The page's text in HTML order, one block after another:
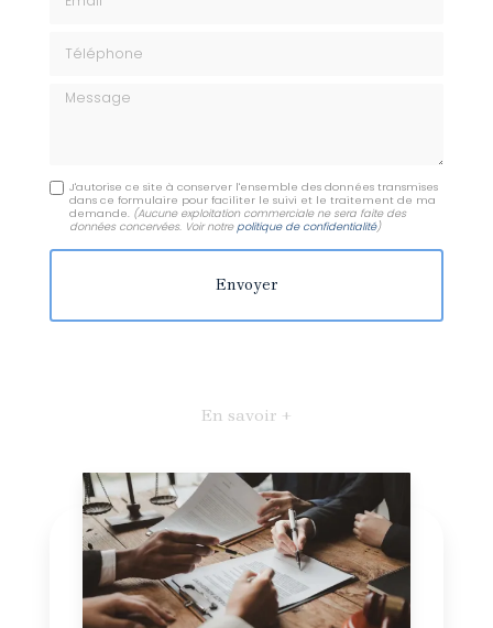
Message
J'autorise ce site à conserver l'ensemble des données transmises
dans ce formulaire pour faciliter le suivi et le traitement de ma
demande. (Aucune exploitation commerciale ne sera faite des
données concervées. Voir notrepolitique de confidentialité)
En savoir +